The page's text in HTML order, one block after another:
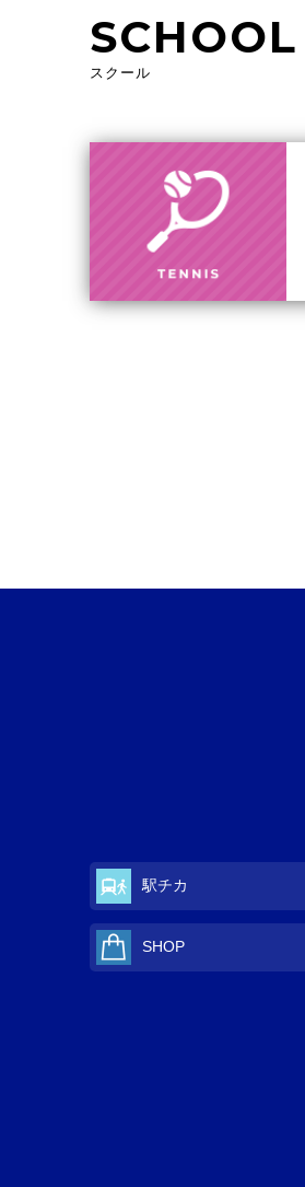
SCHOOL
スクール
駅チカ
SHOP